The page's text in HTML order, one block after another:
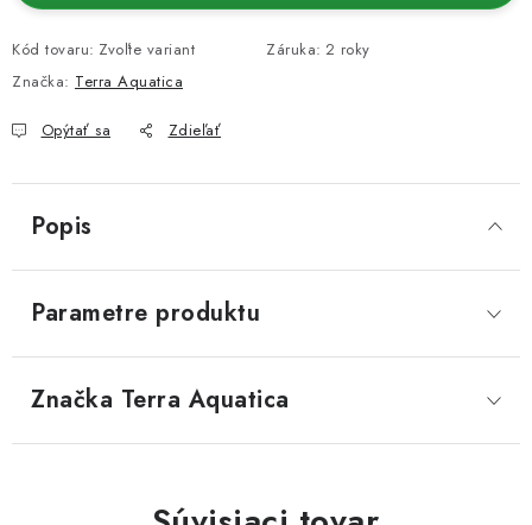
Kód tovaru: Zvoľte variant Záruka: 2 roky
Značka: Terra Aquatica
Opýtať sa Zdieľať
Popis
Parametre produktu
Značka Terra Aquatica